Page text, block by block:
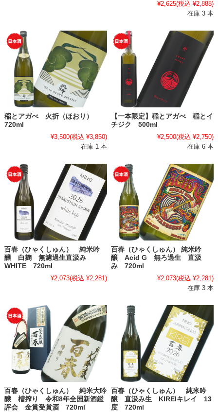
¥2,625(税込 ¥2,888)
在庫 3 本
稲とアガべ 火折（ほおり）
720ml
¥3,500(税込 ¥3,850)
在庫 1 本
【一本限定】稲とアガべ 稲とイ
チジク 500ml
¥2,500(税込 ¥2,750)
在庫 6 本
百春（ひゃくしゅん） 純米吟
醸 白麹 無濾過生直汲み
WHITE 720ml
¥2,073(税込 ¥2,281)
百春（ひゃくしゅん） 純米吟
醸 Acid G 無ろ過生 直汲
み 720ml
¥2,073(税込 ¥2,281)
在庫 3 本
百春（ひゃくしゅん） 純米大吟
醸 槽搾り 令和8年全国新酒鑑
評会 金賞受賞酒 720ml
百春（ひゃくしゅん） 純米吟
醸 直汲み生 KIREIキレイ 13
度 720ml